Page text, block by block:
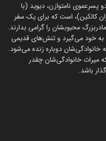
پسرعموی نامتوازن، دیوید (با
کالکین)، است که برای یک سفر
محبوبشان را گرامی بدارند.
به خود می‌گیرد و تنش‌های قدیمی
خانوادگی‌شان دوباره زنده می‌شود.
میراث خانوادگی‌شان چقدر
باشد.